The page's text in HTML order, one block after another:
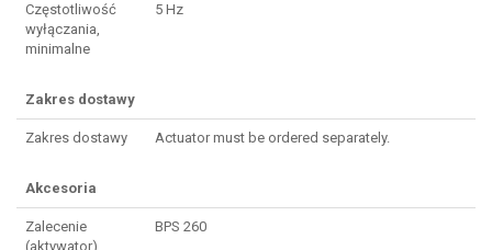
Częstotliwość
wyłączania,
minimalne
5 Hz
Zakres dostawy
Zakres dostawy Actuator must be ordered separately.
Akcesoria
Zalecenie
(aktywator)
BPS 260